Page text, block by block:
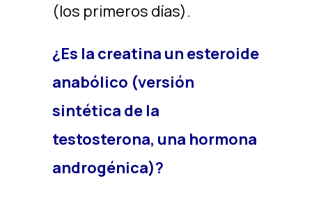
(los primeros días).
¿Es la creatina un esteroide
anabólico (versión
sintética de la
testosterona, una hormona
androgénica)?